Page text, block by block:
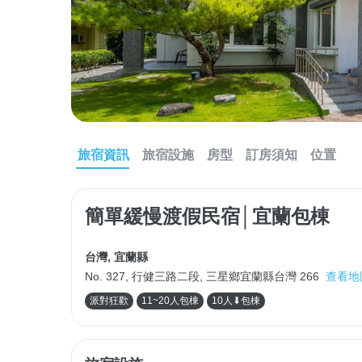
旅宿資訊 旅宿設施 房型 訂房須知 位置
簡單緩慢渡假民宿│宜蘭包棟
台灣, 宜蘭縣
No. 327, 行健三路二段, 三星鄉宜蘭縣台灣 266 查看地
派對狂歡 11~20人包棟 10人⬇包棟